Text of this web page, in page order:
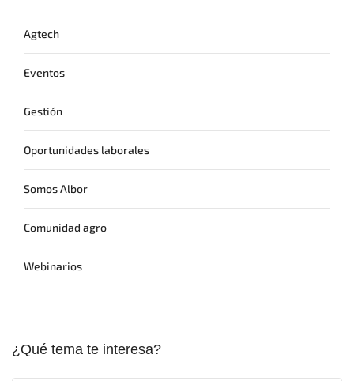
Agtech
Eventos
Gestión
Oportunidades laborales
Somos Albor
Comunidad agro
Webinarios
¿Qué tema te interesa?